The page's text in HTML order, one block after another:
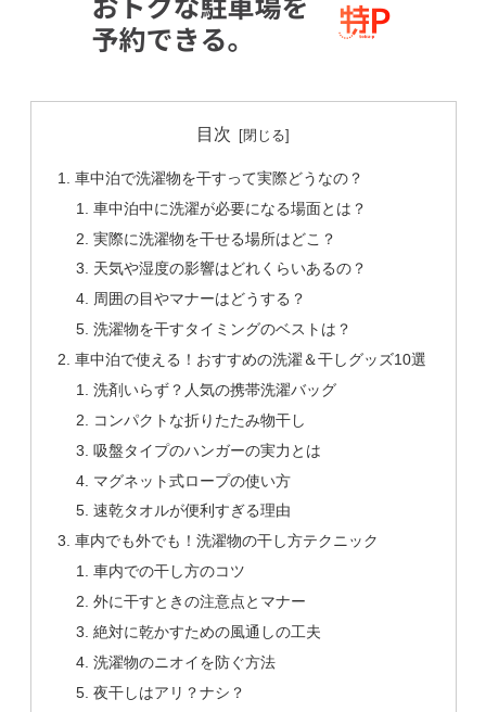
目次
車中泊で洗濯物を干すって実際どうなの？
車中泊中に洗濯が必要になる場面とは？
実際に洗濯物を干せる場所はどこ？
天気や湿度の影響はどれくらいあるの？
周囲の目やマナーはどうする？
洗濯物を干すタイミングのベストは？
車中泊で使える！おすすめの洗濯＆干しグッズ10選
洗剤いらず？人気の携帯洗濯バッグ
コンパクトな折りたたみ物干し
吸盤タイプのハンガーの実力とは
マグネット式ロープの使い方
速乾タオルが便利すぎる理由
車内でも外でも！洗濯物の干し方テクニック
車内での干し方のコツ
外に干すときの注意点とマナー
絶対に乾かすための風通しの工夫
洗濯物のニオイを防ぐ方法
夜干しはアリ？ナシ？